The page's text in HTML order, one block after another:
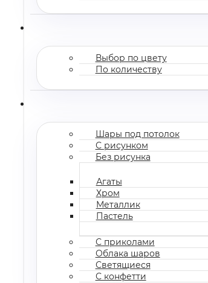
Выбор по цвету
По количеству
Шары под потолок
С рисунком
Без рисунка
Агаты
Хром
Металлик
Пастель
С приколами
Облака шаров
Светящиеся
С конфетти